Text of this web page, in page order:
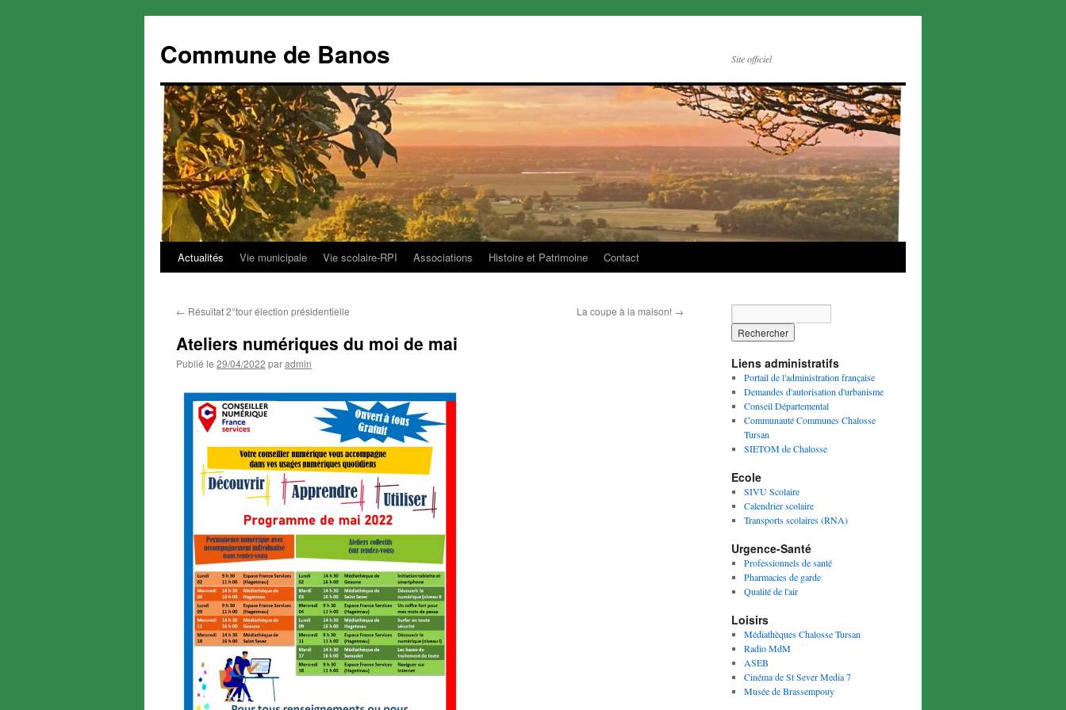
Commune de Banos Site officiel
Aller
contenu
Actualités Vie municipale Vie scolaire-RPI Associations Histoire et Patrimoine Contact
← Résultat 2°tour élection présidentielle La coupe à la maison! →
Ateliers numériques du moi de mai
Publié le 29/04/2022 paradmin Liens administratifs
Portail de l'administration française
Demandes d'autorisation d'urbanisme
Conseil Départemental
Communauté Communes Chalosse
Tursan
SIETOM de Chalosse
Ecole
SIVU Scolaire
Calendrier scolaire
Transports scolaires (RNA)
Urgence-Santé
Professionnels de santé
Pharmacies de garde
Qualité de l'air
Loisirs
Médiathèques Chalosse Tursan
Radio MdM
ASEB
Cinéma de St Sever Media 7
Musée de Brassempouy